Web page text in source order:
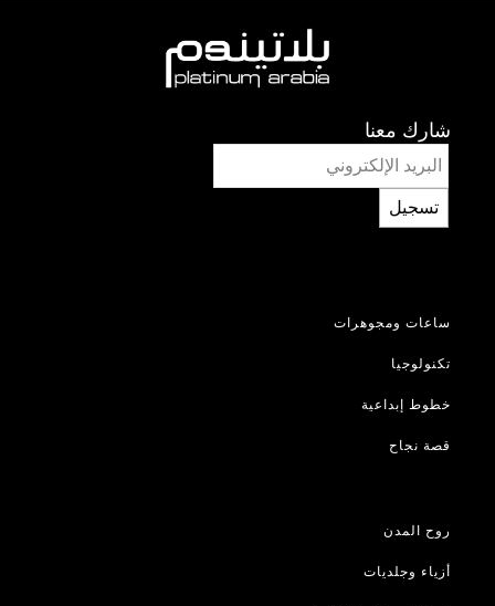
شارك معنا
تسجيل
ساعات ومجوهرات
تكنولوجيا
خطوط إبداعية
قصة نجاح
روح المدن
أزياء وجلديات